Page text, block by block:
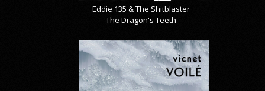
Eddie 135 & The Shitblaster
The Dragon's Teeth